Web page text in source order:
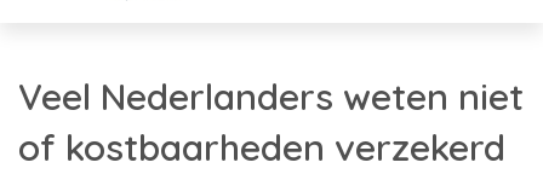
Veel Nederlanders weten niet
of kostbaarheden verzekerd